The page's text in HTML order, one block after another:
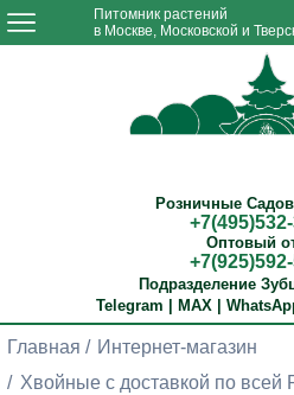
Питомник растений
в Москве, Московской и
Розничные
Оптовый
Подразделение
Telegram | MAX |
Главная
Интернет-магазин
Хвойные с доставкой по всей